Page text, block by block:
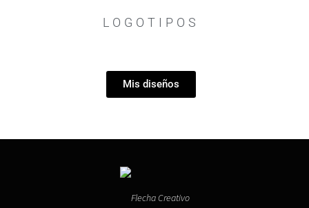
LOGOTIPOS
Mis diseños